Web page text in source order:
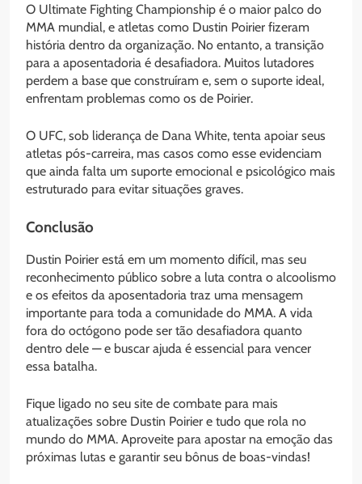
O Ultimate Fighting Championship é o maior palco do
MMA mundial, e atletas como Dustin Poirier fizeram
história dentro da organização. No entanto, a transição
para a aposentadoria é desafiadora. Muitos lutadores
perdem a base que construíram e, sem o suporte ideal,
enfrentam problemas como os de Poirier.
O UFC, sob liderança de Dana White, tenta apoiar seus
atletas pós-carreira, mas casos como esse evidenciam
que ainda falta um suporte emocional e psicológico mais
estruturado para evitar situações graves.
Conclusão
Dustin Poirier está em um momento difícil, mas seu
reconhecimento público sobre a luta contra o alcoolismo
e os efeitos da aposentadoria traz uma mensagem
importante para toda a comunidade do MMA. A vida
fora do octógono pode ser tão desafiadora quanto
dentro dele — e buscar ajuda é essencial para vencer
essa batalha.
Fique ligado no seu site de combate para mais
atualizações sobre Dustin Poirier e tudo que rola no
mundo do MMA. Aproveite para apostar na emoção das
próximas lutas e garantir seu bônus de boas-vindas!